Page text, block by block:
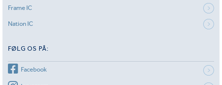
Frame IC
Nation IC
FØLG OS PÅ:
Facebook